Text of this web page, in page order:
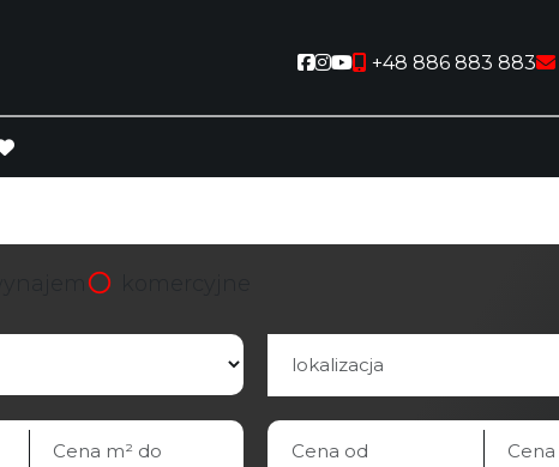
Social link
Social link
Social link
+48 886 883 883
favorite